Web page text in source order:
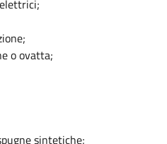
o ovatta;
sintetiche;